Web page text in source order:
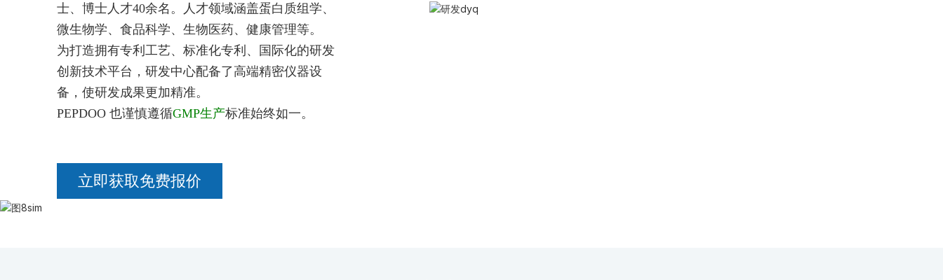
士、博士人才40余名。人才领域涵盖蛋白质组学、
微生物学、食品科学、生物医药、健康管理等。
为打造拥有专利工艺、标准化专利、国际化的研发
创新技术平台，研发中心配备了高端精密仪器设
备，使研发成果更加精准。
PEPDOO 也谨慎遵循GMP生产标准始终如一。
立即获取免费报价